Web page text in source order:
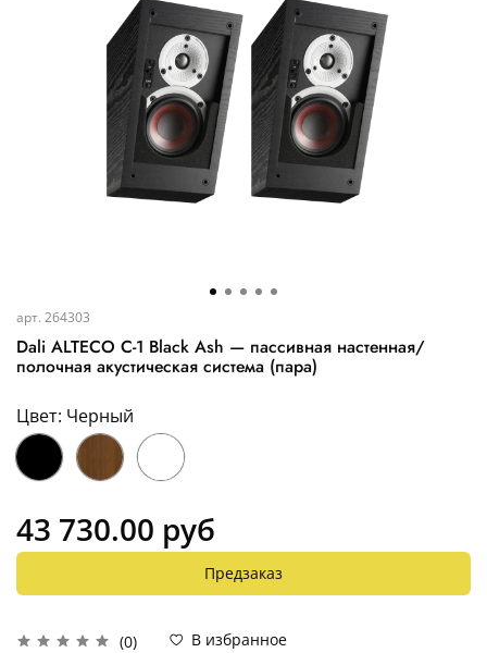
арт. 264303
Dali ALTECO C-1 Black Ash — пассивная настенная/
полочная акустическая система (пара)
(0)
В избранное
Цвет: Черный
43 730.00 руб
Предзаказ